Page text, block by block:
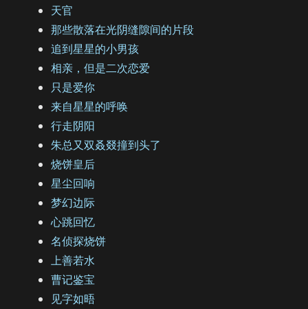
天官
那些散落在光阴缝隙间的片段
追到星星的小男孩
相亲，但是二次恋爱
只是爱你
来自星星的呼唤
行走阴阳
朱总又双叒叕撞到头了
烧饼皇后
星尘回响
梦幻边际
心跳回忆
名侦探烧饼
上善若水
曹记鉴宝
见字如晤